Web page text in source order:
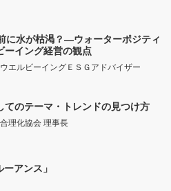
水が枯渇？―ウォーターポジティ
ーイング経営の観点
エルビーイングＥＳＧアドバイザー
てのテーマ・トレンドの見つけ方
理化協会 理事長
アンス」